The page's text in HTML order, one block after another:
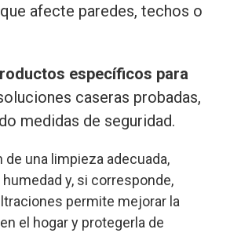
afecte paredes, techos o
específicos para
caseras probadas,
medidas de seguridad.
de una limpieza adecuada,
y, si corresponde,
permite mejorar la
el hogar y protegerla de